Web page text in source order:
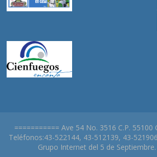
=========== Ave 54 No. 3516 C.P. 55100
Teléfonos:43-522144, 43-512139, 43-
Grupo Internet del 5 de Septiembre.